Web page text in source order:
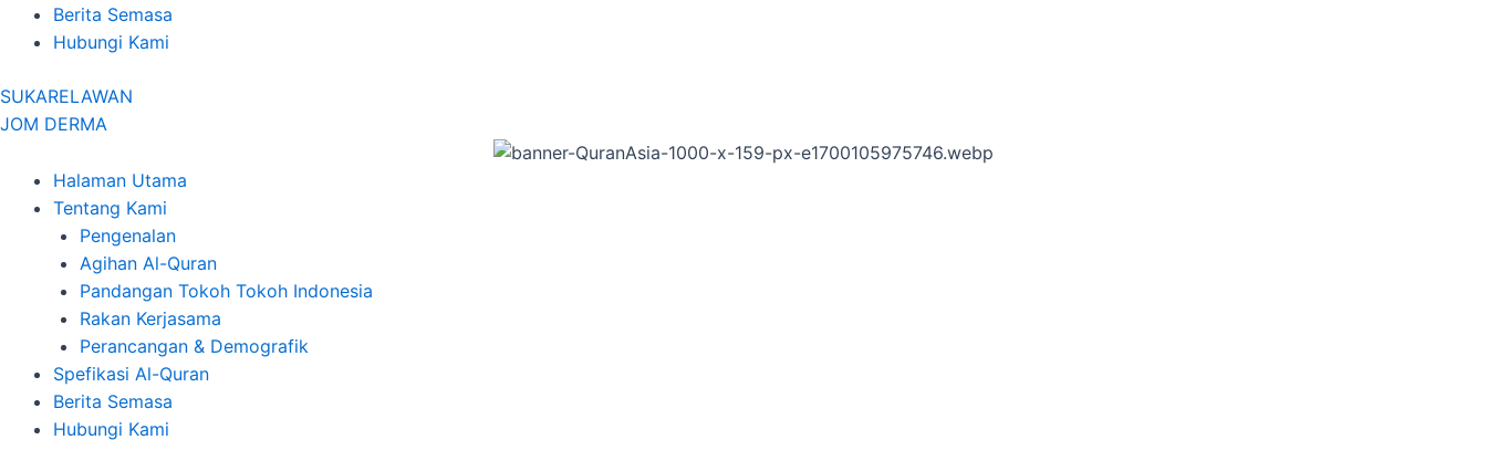
Berita Semasa
Hubungi Kami
SUKARELAWAN
JOM DERMA
Halaman Utama
Tentang Kami
Pengenalan
Agihan Al-Quran
Pandangan Tokoh Tokoh Indonesia
Rakan Kerjasama
Perancangan & Demografik
Spefikasi Al-Quran
Berita Semasa
Hubungi Kami